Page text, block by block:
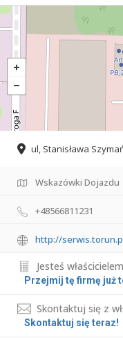
ul, Stanisława
Wskazówki Dojazdu
+48566811231
http://
Jesteś
Przejmij tę firmę już
Skontaktuj się z
Skontaktuj się teraz!